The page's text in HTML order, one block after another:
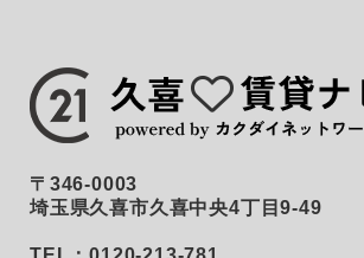
〒346-0003
埼玉県久喜市久喜中央4丁目9-49